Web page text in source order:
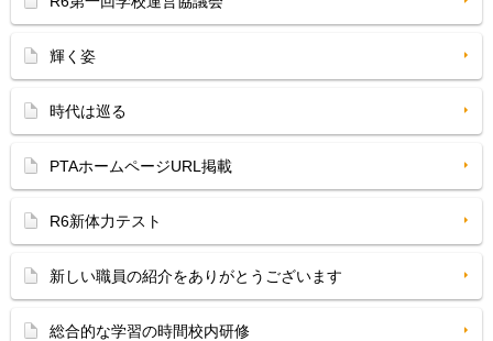
輝く姿
時代は巡る
PTAホームページURL掲載
R6新体力テスト
新しい職員の紹介をありがとうございます
総合的な学習の時間校内研修